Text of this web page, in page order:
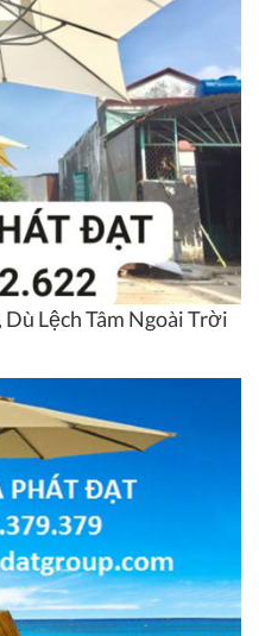
Lệch Tâm Ngoài Trời